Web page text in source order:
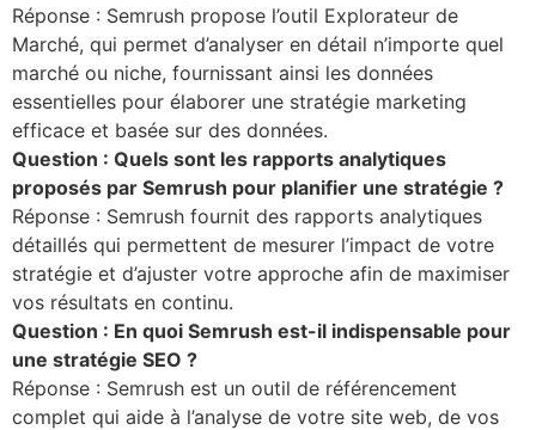
Réponse : Semrush propose l’outil Explorateur de
Marché, qui permet d’analyser en détail n’importe quel
marché ou niche, fournissant ainsi les données
essentielles pour élaborer une stratégie marketing
efficace et basée sur des données.
Question : Quels sont les rapports analytiques
proposés par Semrush pour planifier une stratégie ?
Réponse : Semrush fournit des rapports analytiques
détaillés qui permettent de mesurer l’impact de votre
stratégie et d’ajuster votre approche afin de maximiser
vos résultats en continu.
Question : En quoi Semrush est-il indispensable pour
une stratégie SEO ?
Réponse : Semrush est un outil de référencement
complet qui aide à l’analyse de votre site web, de vos